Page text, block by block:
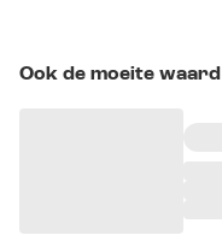
Ook de moeite waard